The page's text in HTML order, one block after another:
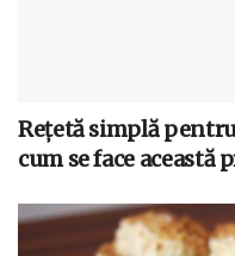
Rețetă simplă
cum se face această